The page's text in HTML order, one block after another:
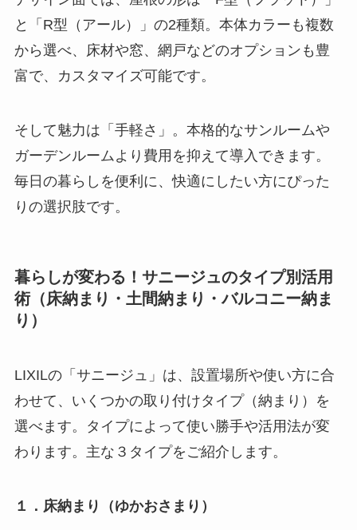
と「R型（アール）」の2種類。本体カラーも複数
から選べ、床材や窓、網戸などのオプションも豊
富で、カスタマイズ可能です。
そして魅力は「手軽さ」。本格的なサンルームや
ガーデンルームより費用を抑えて導入できます。
毎日の暮らしを便利に、快適にしたい方にぴった
りの選択肢です。
暮らしが変わる！サニージュのタイプ別活用
術（床納まり・土間納まり・バルコニー納ま
り）
LIXILの「サニージュ」は、設置場所や使い方に合
わせて、いくつかの取り付けタイプ（納まり）を
選べます。タイプによって使い勝手や活用法が変
わります。主な３タイプをご紹介します。
１．床納まり（ゆかおさまり）